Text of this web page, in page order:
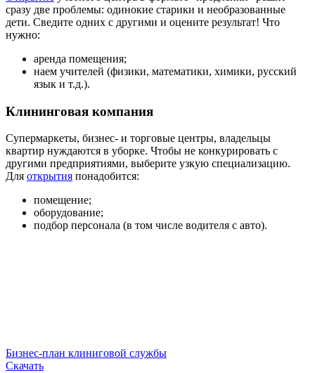
сразу две проблемы: одинокие старики и необразованные
дети. Сведите одних с другими и оцените результат! Что
нужно:
аренда помещения;
наем учителей (физики, математики, химики, русский
язык и т.д.).
Клининговая компания
Супермаркеты, бизнес- и торговые центры, владельцы
квартир нуждаются в уборке. Чтобы не конкурировать с
другими предприятиями, выберите узкую специализацию.
Для открытия понадобится:
помещение;
оборудование;
подбор персонала (в том числе водителя с авто).
Бизнес-план клиниговой службы
Скачать